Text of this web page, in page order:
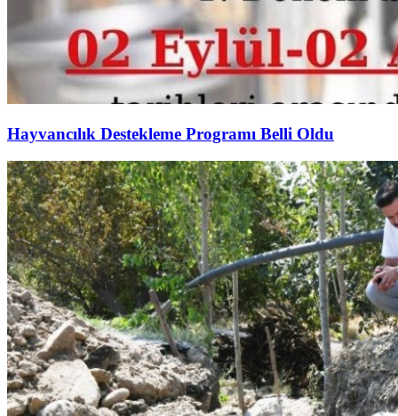
Hayvancılık Destekleme Programı Belli Oldu